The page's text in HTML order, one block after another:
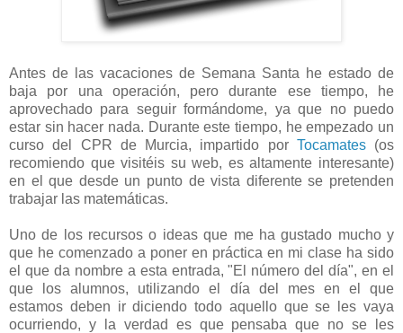
Antes de las vacaciones de Semana Santa he estado de
baja por una operación, pero durante ese tiempo, he
aprovechado para seguir formándome, ya que no puedo
estar sin hacer nada. Durante este tiempo, he empezado un
curso del CPR de Murcia, impartido por Tocamates(os
recomiendo que visitéis su web, es altamente interesante)
en el que desde un punto de vista diferente se pretenden
trabajar las matemáticas.
Uno de los recursos o ideas que me ha gustado mucho y
que he comenzado a poner en práctica en mi clase ha sido
el que da nombre a esta entrada, "El número del día", en el
que los alumnos, utilizando el día del mes en el que
estamos deben ir diciendo todo aquello que se les vaya
ocurriendo, y la verdad es que pensaba que no se les